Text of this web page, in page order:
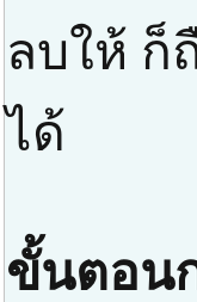
ลบให้ ก็
ได้
ขั้นตอน